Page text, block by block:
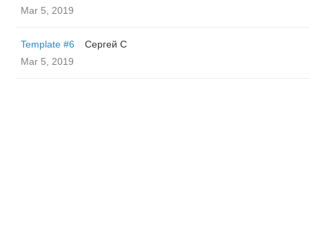
Mar 5, 2019
Template #6
Сергей С
Mar 5, 2019